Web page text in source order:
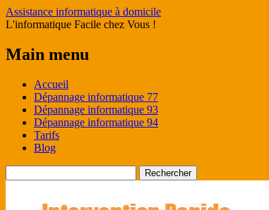
Assistance informatique à domicile
L'informatique Facile chez Vous !
Main menu
Skip
content
Accueil
Dépannage informatique 77
Dépannage informatique 93
Dépannage informatique 94
Tarifs
Blog